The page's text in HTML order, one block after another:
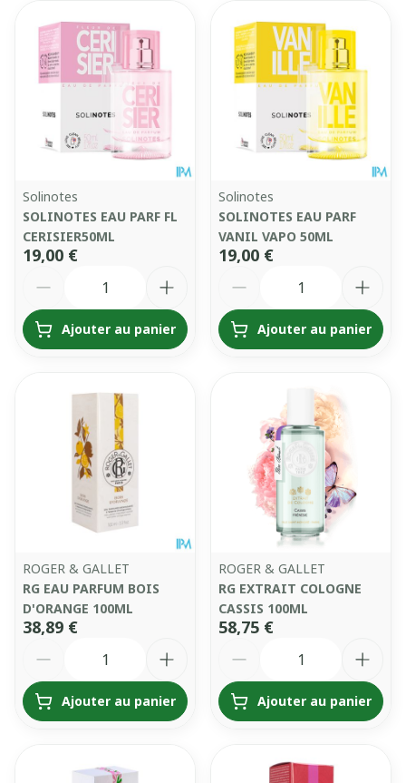
Solinotes
SOLINOTES EAU PARF FL
CERISIER50ML
19,00 €
Ajouter au panier
Solinotes
SOLINOTES EAU PARF
VANIL VAPO 50ML
19,00 €
Ajouter au panier
ROGER & GALLET
RG EAU PARFUM BOIS
D'ORANGE 100ML
38,89 €
Ajouter au panier
ROGER & GALLET
RG EXTRAIT COLOGNE
CASSIS 100ML
58,75 €
Ajouter au panier